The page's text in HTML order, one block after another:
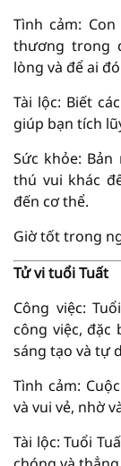
Tình cảm:
thương trong
lòng và để ai
Tài lộc: Biết
giúp bạn tích
Sức khỏe:
thú vui khác
đến cơ thể.
Giờ tốt trong
Tử vi tuổi Tuất
Công việc:
công việc,
sáng tạo và tự
Tình cảm:
và vui vẻ, nhờ
Tài lộc: Tuổi